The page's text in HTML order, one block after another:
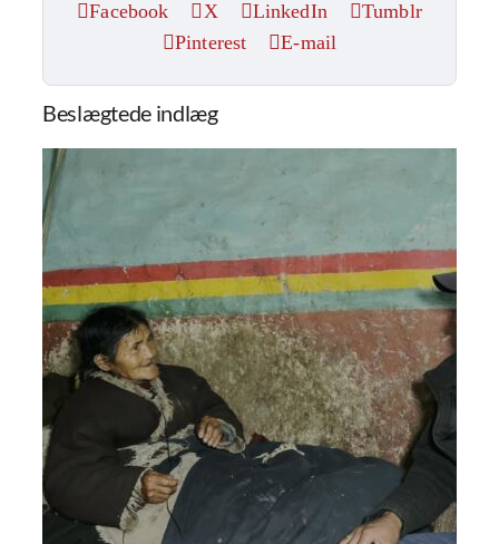
Facebook X LinkedIn
Tumblr
Pinterest
E-mail
Beslægtede indlæg